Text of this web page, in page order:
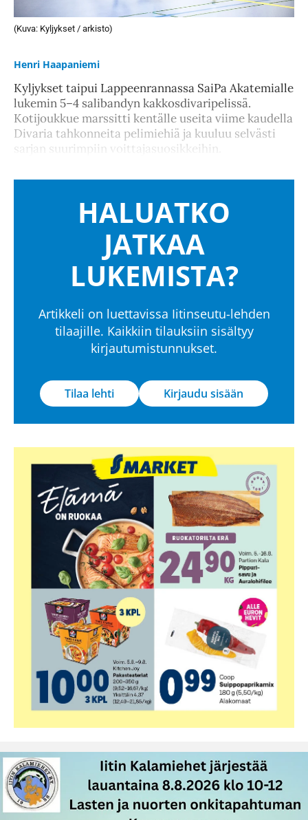
(Kuva: Kyljykset / arkisto)
Henri Haapaniemi
Kyljykset taipui Lappeenrannassa SaiPa Akatemialle
lukemin 5–4 salibandyn kakkosdivaripelissä.
Kotijoukkue marssitti kentälle useita viime kaudella
Divaria tahkonneita pelimiehiä ja kuuluu selvästi
sarjan suurimpiin voittajasuosikkeihin.
HALUATKO
JATKAA
LUKEMISTA?
Artikkeli on luettavissa Iitinseutu-lehden
tilaajille. Kaikkiin tilauksiin sisältyy
kirjautumistunnukset.
Tilaa lehti Kirjaudu sisään